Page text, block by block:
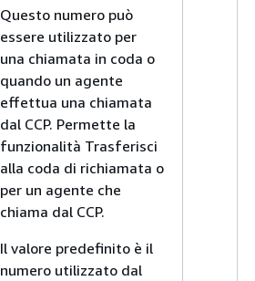
Questo numero può
essere utilizzato per
una chiamata in coda o
quando un agente
effettua una chiamata
dal CCP. Permette la
funzionalità Trasferisci
alla coda di richiamata o
per un agente che
chiama dal CCP.
Il valore predefinito è il
numero utilizzato dal